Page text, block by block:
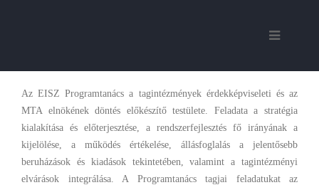
Az EISZ Programtanács a tagintézmények érdekképviseleti és az
MTA elnökének döntés előkészítő testülete. Feladata a stratégia
kialakítása és előterjesztése, a rendszerfejlesztés fő irányának a
kijelölése, a működés értékelése, állásfoglalás a jelentősebb
beruházások és kiadások tekintetében, valamint a tagintézményi
elvárások integrálása. A Programtanács tagjai feladatukat az